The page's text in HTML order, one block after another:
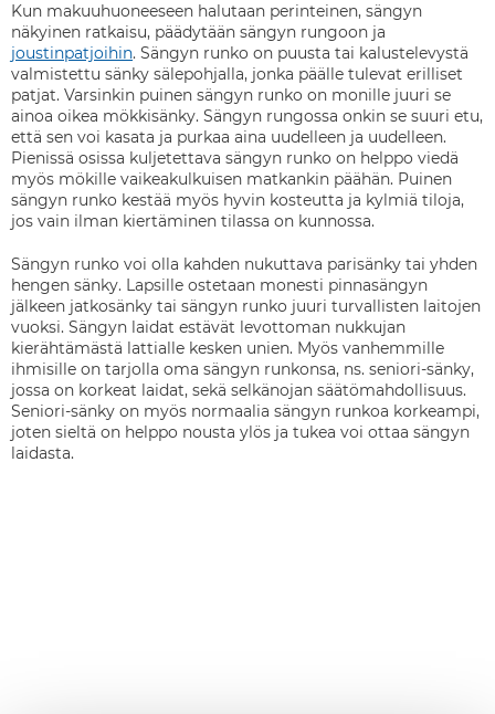
Kun makuuhuoneeseen halutaan perinteinen, sängyn
näkyinen ratkaisu, päädytään sängyn rungoon ja
joustinpatjoihin. Sängyn runko on puusta tai kalustelevystä
valmistettu sänky sälepohjalla, jonka päälle tulevat erilliset
patjat. Varsinkin puinen sängyn runko on monille juuri se
ainoa oikea mökkisänky. Sängyn rungossa onkin se suuri etu,
että sen voi kasata ja purkaa aina uudelleen ja uudelleen.
Pienissä osissa kuljetettava sängyn runko on helppo viedä
myös mökille vaikeakulkuisen matkankin päähän. Puinen
sängyn runko kestää myös hyvin kosteutta ja kylmiä tiloja,
jos vain ilman kiertäminen tilassa on kunnossa.
Sängyn runko voi olla kahden nukuttava parisänky tai yhden
hengen sänky. Lapsille ostetaan monesti pinnasängyn
jälkeen jatkosänky tai sängyn runko juuri turvallisten laitojen
vuoksi. Sängyn laidat estävät levottoman nukkujan
kierähtämästä lattialle kesken unien. Myös vanhemmille
ihmisille on tarjolla oma sängyn runkonsa, ns. seniori-sänky,
jossa on korkeat laidat, sekä selkänojan säätömahdollisuus.
Seniori-sänky on myös normaalia sängyn runkoa korkeampi,
joten sieltä on helppo nousta ylös ja tukea voi ottaa sängyn
laidasta.